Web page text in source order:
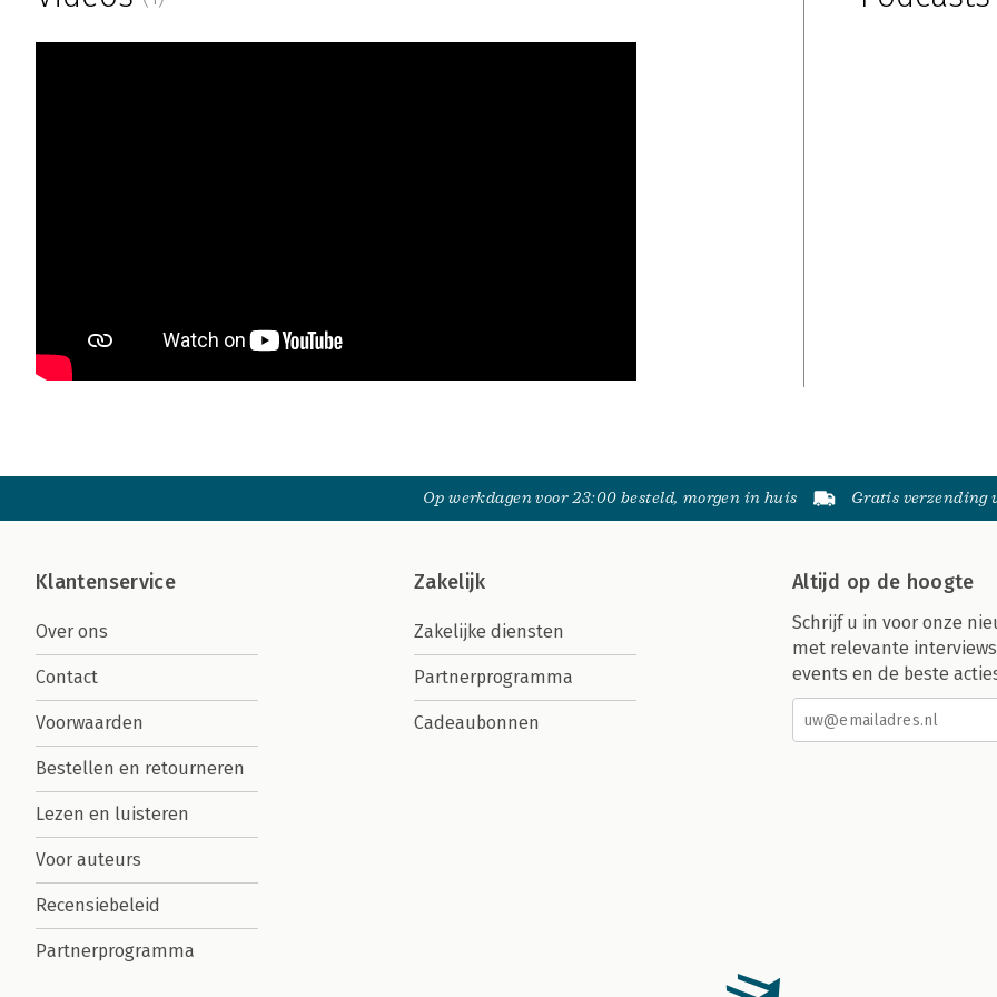
Op werkdagen voor 23:00 besteld, morgen in huis Gratis verzending
Klantenservice
Over ons
Contact
Voorwaarden
Bestellen en retourneren
Lezen en luisteren
Voor auteurs
Recensiebeleid
Partnerprogramma
Zakelijk
Zakelijke diensten
Partnerprogramma
Cadeaubonnen
Altijd op de hoogte
Schrijf u in voor onze
met relevante
events en de beste